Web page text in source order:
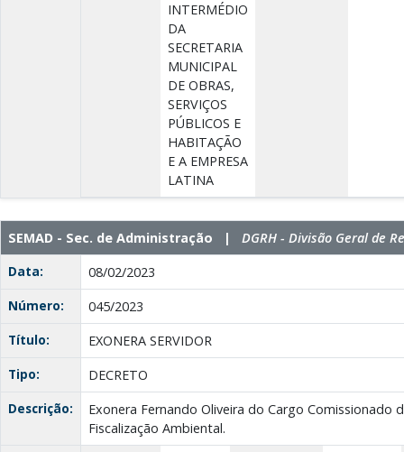
INTERMÉDIO
DA
SECRETARIA
MUNICIPAL
DE OBRAS,
SERVIÇOS
PÚBLICOS E
HABITAÇÃO
E A EMPRESA
LATINA
SEMAD - Sec. de Administração | DGRH - Divisão Geral de
Data:
08/02/2023
Número:
045/2023
Título:
EXONERA SERVIDOR
Tipo:
DECRETO
Descrição:
Exonera Fernando Oliveira do Cargo Comissionado
Fiscalização Ambiental.